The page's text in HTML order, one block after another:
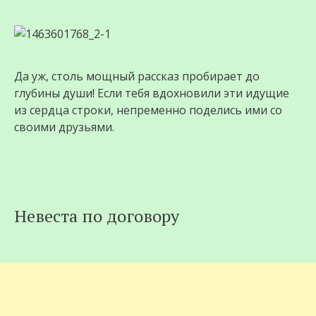
Да уж, столь мощный рассказ пробирает до
глубины души! Если тебя вдохновили эти идущие
из сердца строки, непременно поделись ими со
своими друзьями.
Невеста по договору